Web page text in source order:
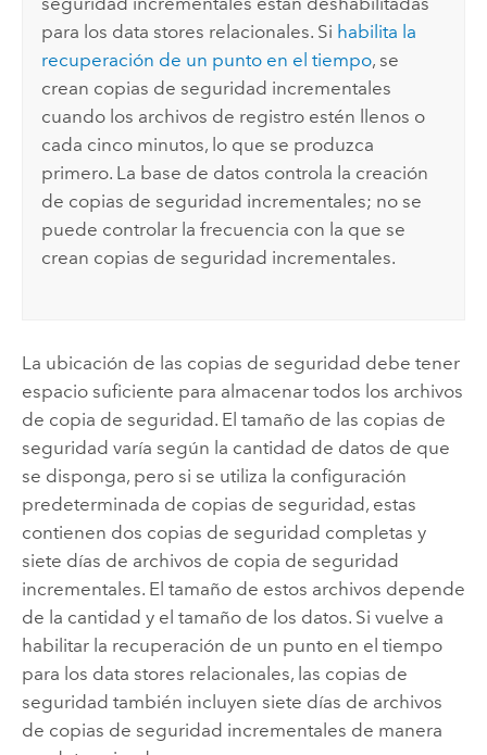
para los data stores relacionales. Si habilita la
recuperación de un punto en el tiempo, se
crean copias de seguridad incrementales
cuando los archivos de registro estén llenos o
cada cinco minutos, lo que se produzca
primero. La base de datos controla la creación
de copias de seguridad incrementales; no se
puede controlar la frecuencia con la que se
crean copias de seguridad incrementales.
La ubicación de las copias de seguridad debe tener
espacio suficiente para almacenar todos los archivos
de copia de seguridad. El tamaño de las copias de
seguridad varía según la cantidad de datos de que
se disponga, pero si se utiliza la configuración
predeterminada de copias de seguridad, estas
contienen dos copias de seguridad completas y
siete días de archivos de copia de seguridad
incrementales. El tamaño de estos archivos depende
de la cantidad y el tamaño de los datos. Si vuelve a
habilitar la recuperación de un punto en el tiempo
para los data stores relacionales, las copias de
seguridad también incluyen siete días de archivos
de copias de seguridad incrementales de manera